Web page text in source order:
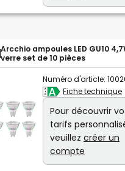
Arcchio ampoules LED GU10
verre set de 10 pièces
Numéro d'article:
Fiche technique
Pour découvrir
tarifs
veuillez créer un
compte